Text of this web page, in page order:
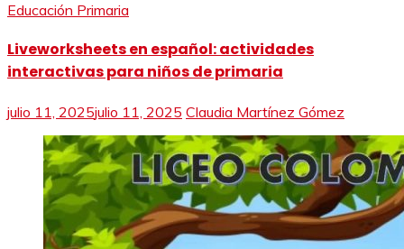
Educación Primaria
Liveworksheets en español: actividades
interactivas para niños de primaria
julio 11, 2025julio 11, 2025 Claudia Martínez Gómez